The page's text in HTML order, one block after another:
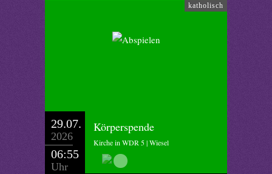
katholisch
29.07.
2026
06:55
Uhr
Körperspende
Kirche in WDR 5 | Wiesel